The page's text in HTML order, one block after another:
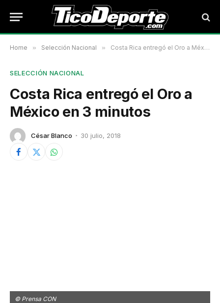
Home » Selección Nacional » Costa Rica entregó el Oro a México en 3 minutos
SELECCIÓN NACIONAL
Costa Rica entregó el Oro a
México en 3 minutos
César Blanco 30 julio, 2018
© Prensa CON